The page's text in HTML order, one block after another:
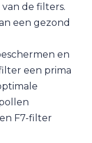
de filters.
een gezond
en
een prima
F7-filter